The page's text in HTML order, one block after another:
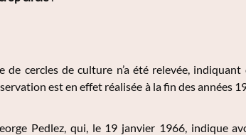
cercles de culture n’a été relevée,
est en effet réalisée à la fin des années
Pedlez, qui, le 19 janvier 1966, indique